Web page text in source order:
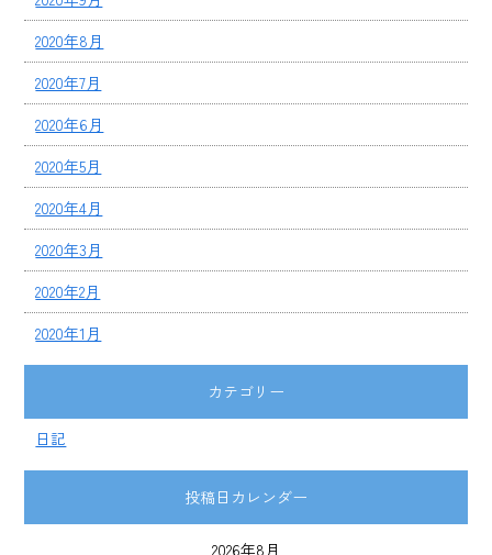
2020年8月
2020年7月
2020年6月
2020年5月
2020年4月
2020年3月
2020年2月
2020年1月
カテゴリー
日記
投稿日カレンダー
2026年8月